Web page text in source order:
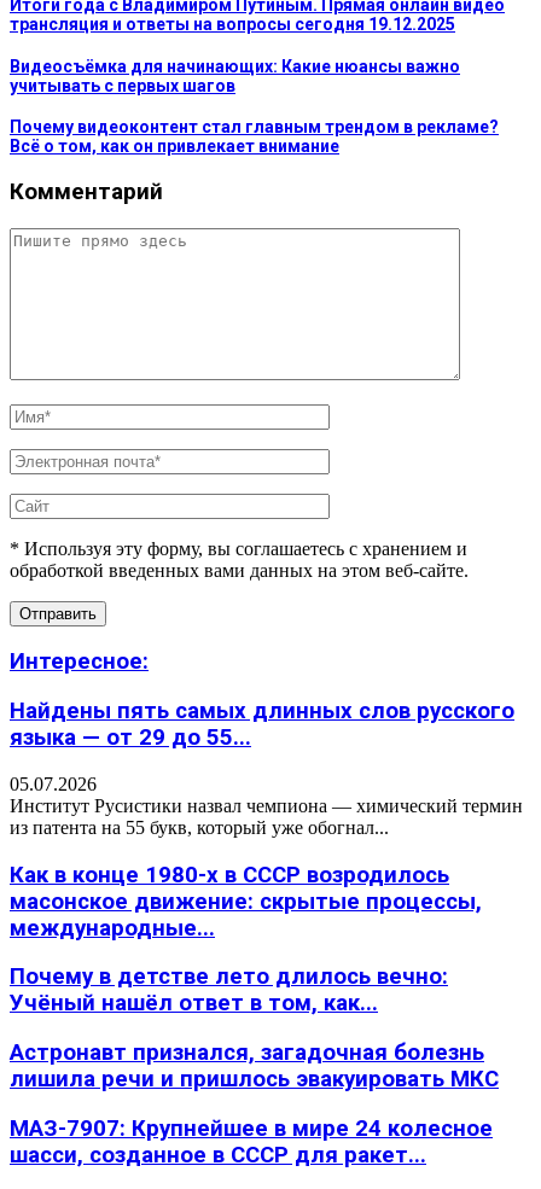
Итоги года с Владимиром Путиным. Прямая онлайн видео
трансляция и ответы на вопросы сегодня 19.12.2025
Видеосъёмка для начинающих: Какие нюансы важно
учитывать с первых шагов
Почему видеоконтент стал главным трендом в рекламе?
Всё о том, как он привлекает внимание
Комментарий
* Используя эту форму, вы соглашаетесь с хранением и
обработкой введенных вами данных на этом веб-сайте.
Интересное:
Найдены пять самых длинных слов русского
языка — от 29 до 55...
05.07.2026
Институт Русистики назвал чемпиона — химический термин
из патента на 55 букв, который уже обогнал...
Как в конце 1980-х в СССР возродилось
масонское движение: скрытые процессы,
международные...
Почему в детстве лето длилось вечно:
Учёный нашёл ответ в том, как...
Астронавт признался, загадочная болезнь
лишила речи и пришлось эвакуировать МКС
МАЗ-7907: Крупнейшее в мире 24 колесное
шасси, созданное в СССР для ракет...